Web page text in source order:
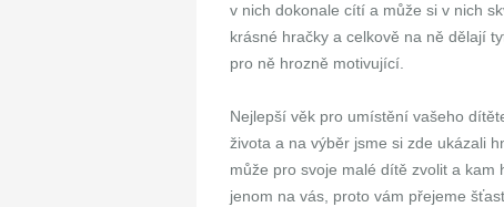
v nich dokonale cítí a může si v nich
krásné hračky a celkově na ně dělají
pro ně hrozně motivující.
Nejlepší věk pro umístění vašeho
života a na výběr jsme si zde ukázali
může pro svoje malé dítě zvolit a
jenom na vás, proto vám přejeme